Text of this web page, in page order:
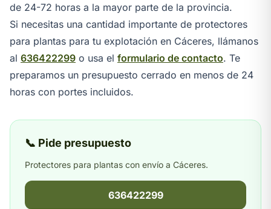
de 24-72 horas a la mayor parte de la provincia.
Si necesitas una cantidad importante de protectores
para plantas para tu explotación en Cáceres, llámanos
al 636422299 o usa el formulario de contacto. Te
preparamos un presupuesto cerrado en menos de 24
horas con portes incluidos.
📞 Pide presupuesto
Protectores para plantas con envío a Cáceres.
636422299